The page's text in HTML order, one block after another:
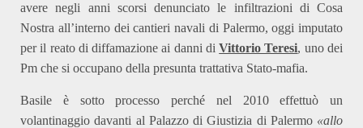
avere negli anni scorsi denunciato le infiltrazioni di Cosa
Nostra all’interno dei cantieri navali di Palermo, oggi imputato
per il reato di diffamazione ai danni diVittorio Teresi, uno dei
Pm che si occupano della presunta trattativa Stato-mafia.
Basile è sotto processo perché nel 2010 effettuò un
volantinaggio davanti al Palazzo di Giustizia di Palermo «allo